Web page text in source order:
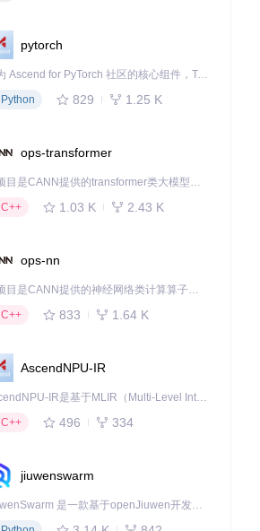
pytorch
作为 Ascend for PyTorch 社区的核心组件，TorchNPU 是昇腾专为 PyTorch 打造的深度学习适配插件，使 PyTorch 框架能够直接调用昇腾 NPU，为开发者提供昇腾 AI 处理器的超强算力。
Python
829 1.25 K
ops-transformer
本项目是CANN提供的transformer类大模型算子库，实现网络在NPU上加速计算。
C++
1.03 K 2.43 K
ops-nn
本项目是CANN提供的神经网络类计算算子库，实现网络在NPU上加速计算。
C++
833 1.64 K
AscendNPU-IR
AscendNPU-IR是基于MLIR（Multi-Level Intermediate Representation）构建的，面向昇腾亲和算子编译时使用的中间表示，提供昇腾完备表达能力，通过编译优化提升昇腾AI处理器计算效率，支持通过生态框架使能昇腾AI处理器与深度调优
C++
496 334
jiuwenswarm
JiuwenSwarm 是一款基于openJiuwen开发的智能AI Agent，它能够将大语言模型的强大能力，通过你日常使用的各类通讯应用，直接延伸至你的指尖。